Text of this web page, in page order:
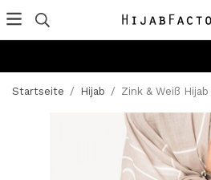
Startseite / Hijab / Zink & Weiß Hijab